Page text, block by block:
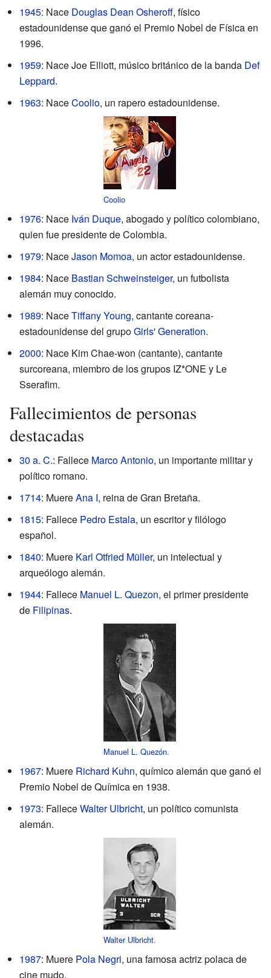
1945: Nace Douglas Dean Osheroff, físico
estadounidense que ganó el Premio Nobel de Física en
1996.
1959: Nace Joe Elliott, músico británico de la banda Def
Leppard.
1963: NaceCoolio, un rapero estadounidense.
Coolio
1976: Nace Iván Duque, abogado y político colombiano,
quien fue presidente de Colombia.
1979: NaceJason Momoa, un actor estadounidense.
1984: Nace Bastian Schweinsteiger, un futbolista
alemán muy conocido.
1989: NaceTiffany Young, cantante coreana-
estadounidense del grupoGirls' Generation.
2000: Nace Kim Chae-won (cantante), cantante
surcoreana, miembro de los grupos IZ*ONE y Le
Sserafim.
Fallecimientos de personas
destacadas
30 a. C.: Fallece Marco Antonio, un importante militar y
político romano.
1714: MuereAna I, reina de Gran Bretaña.
1815: Fallece Pedro Estala, un escritor y filólogo
español.
1840: Muere Karl Otfried Müller, un intelectual y
arqueólogo alemán.
1944: Fallece Manuel L. Quezon, el primer presidente
de Filipinas.
Manuel L. Quezón.
1967: Muere Richard Kuhn, químico alemán que ganó el
Premio Nobel de Química en 1938.
1973: FalleceWalter Ulbricht, un político comunista
alemán.
Walter Ulbricht.
1987: Muere Pola Negri, una famosa actriz polaca de
cine mudo.